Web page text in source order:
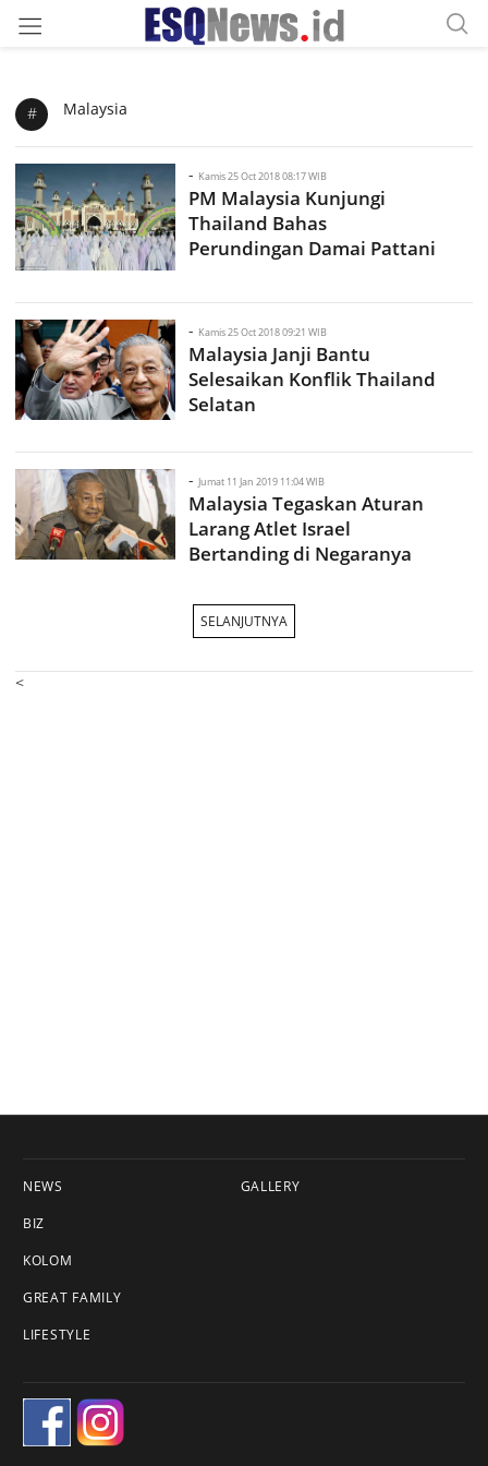
# Malaysia
- Kamis 25 Oct 2018 08:17 WIB
PM Malaysia Kunjungi
Thailand Bahas
Perundingan Damai Pattani
- Kamis 25 Oct 2018 09:21 WIB
Malaysia Janji Bantu
Selesaikan Konflik Thailand
Selatan
- Jumat 11 Jan 2019 11:04 WIB
Malaysia Tegaskan Aturan
Larang Atlet Israel
Bertanding di Negaranya
SELANJUTNYA
<
NEWS
BIZ
KOLOM
GREAT FAMILY
LIFESTYLE
GALLERY